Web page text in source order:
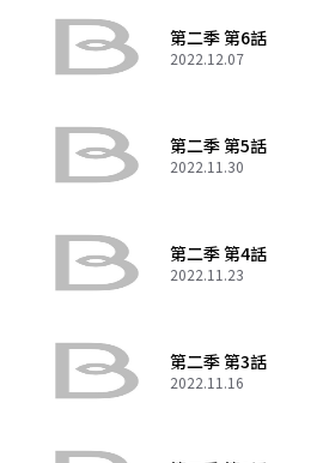
第二季 第6話
2022.12.07
第二季 第5話
2022.11.30
第二季 第4話
2022.11.23
第二季 第3話
2022.11.16